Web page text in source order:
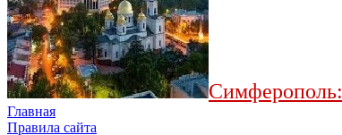
Симферополь:
Главная
Правила сайта